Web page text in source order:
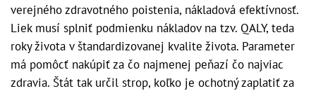
verejného zdravotného poistenia, nákladová efektívnosť.
Liek musí splniť podmienku nákladov na tzv. QALY, teda
roky života v štandardizovanej kvalite života. Parameter
má pomôcť nakúpiť za čo najmenej peňazí čo najviac
zdravia. Štát tak určil strop, koľko je ochotný zaplatiť za